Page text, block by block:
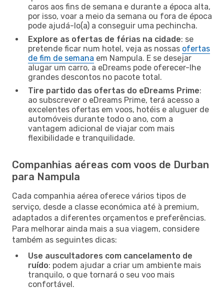
caros aos fins de semana e durante a época alta,
por isso, voar a meio da semana ou fora de época
pode ajudá-lo(a) a conseguir uma pechincha.
Explore as ofertas de férias na cidade: se
pretende ficar num hotel, veja as nossas ofertas
de fim de semana em Nampula. E se desejar
alugar um carro, a eDreams pode oferecer-lhe
grandes descontos no pacote total.
Tire partido das ofertas do eDreams Prime:
ao subscrever o eDreams Prime, terá acesso a
excelentes ofertas em voos, hotéis e aluguer de
automóveis durante todo o ano, com a
vantagem adicional de viajar com mais
flexibilidade e tranquilidade.
Companhias aéreas com voos de Durban
para Nampula
Cada companhia aérea oferece vários tipos de
serviço, desde a classe económica até à premium,
adaptados a diferentes orçamentos e preferências.
Para melhorar ainda mais a sua viagem, considere
também as seguintes dicas:
Use auscultadores com cancelamento de
ruído: podem ajudar a criar um ambiente mais
tranquilo, o que tornará o seu voo mais
confortável.